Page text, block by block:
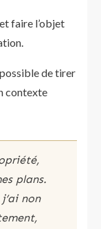
faire l’objet
de tirer
contexte
plans.
non